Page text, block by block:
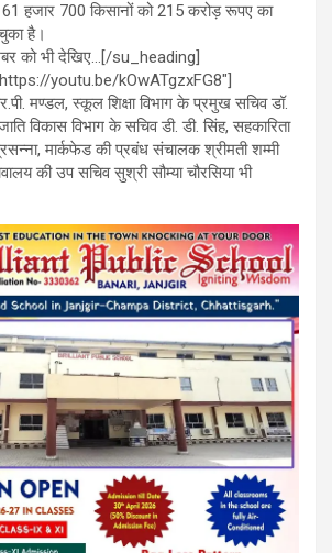
हजार 700 किसानों को 215 करोड़ रूपए का
है।
को भी देखिए…[/su_heading]
youtu.be/kOwATgzxFG8″]
मण्डल, स्कूल शिक्षा विभाग के प्रमुख सचिव डॉ.
विकास विभाग के सचिव डी. डी. सिंह, सहकारिता
मार्कफेड की प्रबंध संचालक श्रीमती शम्मी
की उप सचिव सुश्री सौम्या चौरसिया भी